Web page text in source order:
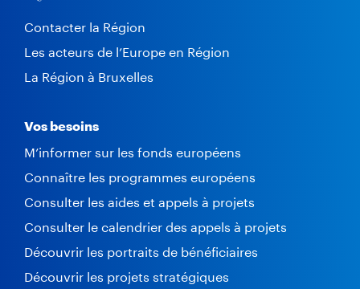
Contacter la Région
Les acteurs de l’Europe en Région
La Région à Bruxelles
Vos besoins
M’informer sur les fonds européens
Connaître les programmes européens
Consulter les aides et appels à projets
Consulter le calendrier des appels à projets
Découvrir les portraits de bénéficiaires
Découvrir les projets stratégiques